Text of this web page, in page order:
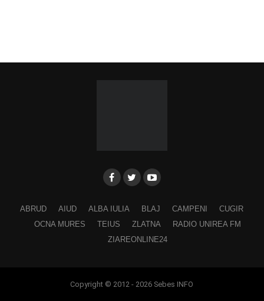
Participă:
Georgiana Petrescu
Georgiana Pavelescu
Alina Andrei
Anamaria Ghenescu
ABRUD AIUD ALBA IULIA BLAJ CAMPENI
CUGIR
OCNA MURES
TEIUS ZLATNA
RADIO UNIREA FM
ZIAREONLINE24
Copyright © 2012 - 2026 Sebes INFO